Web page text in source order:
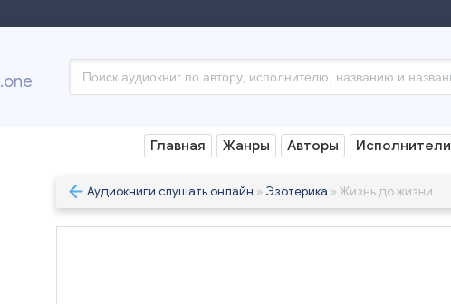
.one
Главная Жанры Авторы Исполнители
Аудиокниги слушать онлайн » Эзотерика » Жизнь до жизни